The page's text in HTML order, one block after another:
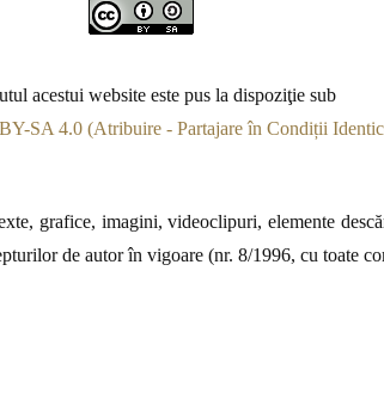
acestui website este pus la dispoziţie sub
SA 4.0 (Atribuire - Partajare în Condiții
grafice, imagini, videoclipuri, elemente
de autor în vigoare (nr. 8/1996, cu toate